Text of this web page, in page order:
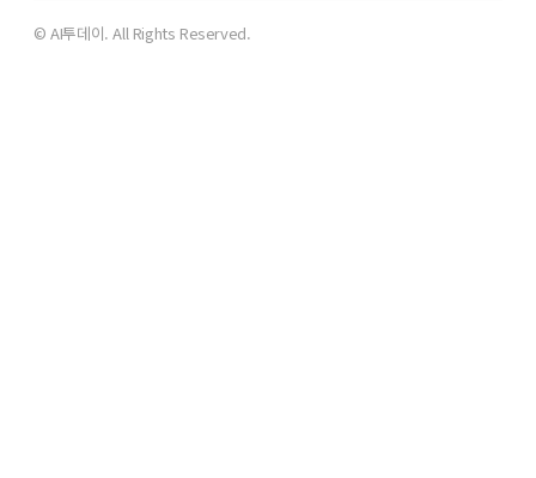
© AI투데이. All Rights Reserved.